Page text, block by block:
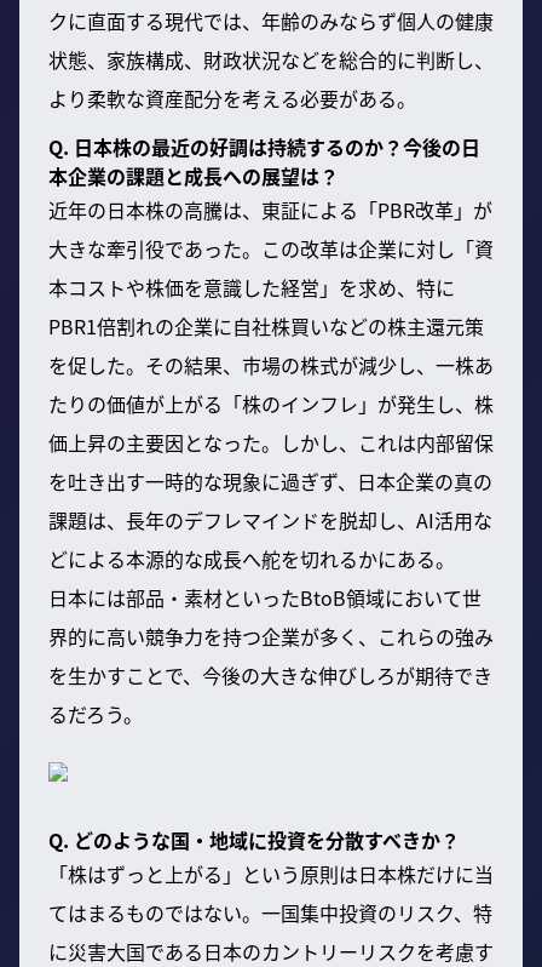
クに直面する現代では、年齢のみならず個人の健康
状態、家族構成、財政状況などを総合的に判断し、
より柔軟な資産配分を考える必要がある。
Q. 日本株の最近の好調は持続するのか？今後の日
本企業の課題と成長への展望は？
近年の日本株の高騰は、東証による「PBR改革」が
大きな牽引役であった。この改革は企業に対し「資
本コストや株価を意識した経営」を求め、特に
PBR1倍割れの企業に自社株買いなどの株主還元策
を促した。その結果、市場の株式が減少し、一株あ
たりの価値が上がる「株のインフレ」が発生し、株
価上昇の主要因となった。しかし、これは内部留保
を吐き出す一時的な現象に過ぎず、日本企業の真の
課題は、長年のデフレマインドを脱却し、AI活用な
どによる本源的な成長へ舵を切れるかにある。
日本には部品・素材といったBtoB領域において世
界的に高い競争力を持つ企業が多く、これらの強み
を生かすことで、今後の大きな伸びしろが期待でき
るだろう。
Q. どのような国・地域に投資を分散すべきか？
「株はずっと上がる」という原則は日本株だけに当
てはまるものではない。一国集中投資のリスク、特
に災害大国である日本のカントリーリスクを考慮す